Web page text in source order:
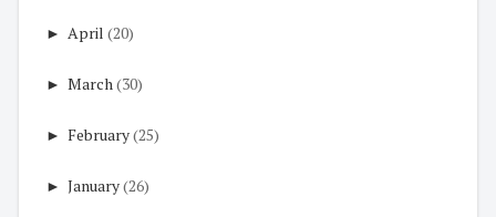
► April (20)
► March(30)
► February(25)
► January(26)